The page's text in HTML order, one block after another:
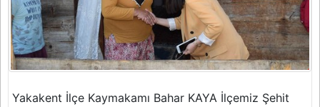
Yakakent İlçe Kaymakamı Bahar KAYA İlçemiz Şehit